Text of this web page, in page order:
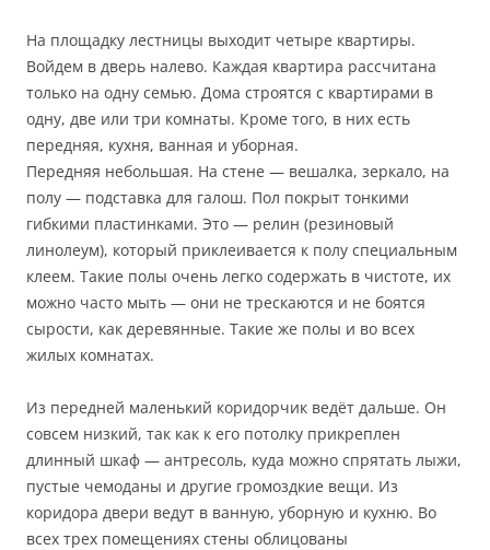
На площадку лестницы выходит четыре квартиры.
Войдем в дверь налево. Каждая квартира рассчитана
только на одну семью. Дома строятся с квартирами в
одну, две или три комнаты. Кроме того, в них есть
передняя, кухня, ванная и уборная.
Передняя небольшая. На стене — вешалка, зеркало, на
полу — подставка для галош. Пол покрыт тонкими
гибкими пластинками. Это — релин (резиновый
линолеум), который приклеивается к полу специальным
клеем. Такие полы очень легко содержать в чистоте, их
можно часто мыть — они не трескаются и не боятся
сырости, как деревянные. Такие же полы и во всех
жилых комнатах.
Из передней маленький коридорчик ведёт дальше. Он
совсем низкий, так как к его потолку прикреплен
длинный шкаф — антресоль, куда можно спрятать лыжи,
пустые чемоданы и другие громоздкие вещи. Из
коридора двери ведут в ванную, уборную и кухню. Во
всех трех помещениях стены облицованы